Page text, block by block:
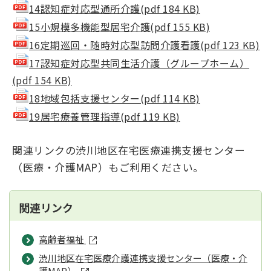
14認知症対応型通所介護(pdf 184 KB)
15小規模多機能型居宅介護(pdf 155 KB)
16定期巡回・随時対応型訪問介護看護(pdf 123 KB)
17認知症対応型共同生活介護（グループホーム）
(pdf 154 KB)
18地域包括支援センター(pdf 114 KB)
19居宅療養管理指導(pdf 119 KB)
関連リンクの渋川地区在宅医療連携支援センター
（医療・介護MAP）もご利用ください。
関連リンク
高齢者福祉
渋川地区在宅医療介護連携支援センター（医療・介